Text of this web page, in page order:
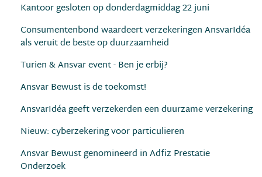
Kantoor gesloten op donderdagmiddag 22 juni
Consumentenbond waardeert verzekeringen AnsvarIdéa
als veruit de beste op duurzaamheid
Turien & Ansvar event - Ben je erbij?
Ansvar Bewust is de toekomst!
AnsvarIdéa geeft verzekerden een duurzame verzekering
Nieuw: cyberzekering voor particulieren
Ansvar Bewust genomineerd in Adfiz Prestatie
Onderzoek